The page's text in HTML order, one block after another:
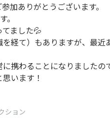
加ありがとうございます。
。
ました💦
経て）もありますが、最
携わることになりました
います！
ション